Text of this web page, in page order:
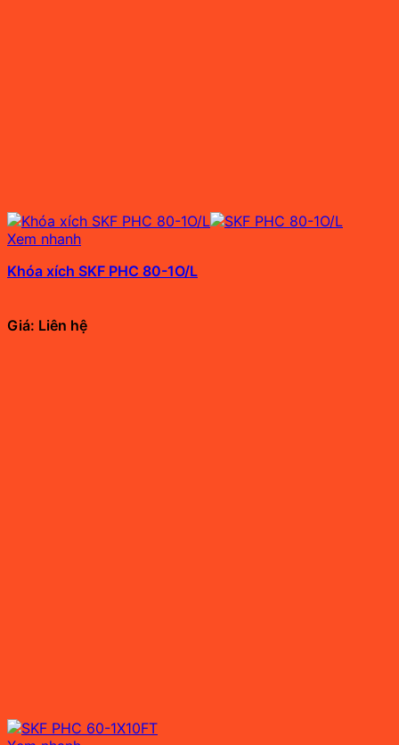
Xem nhanh
Khóa xích SKF PHC 80-1O/L
Giá: Liên hệ